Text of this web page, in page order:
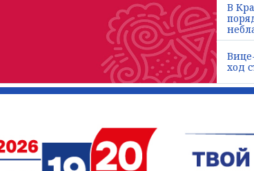
В
ход